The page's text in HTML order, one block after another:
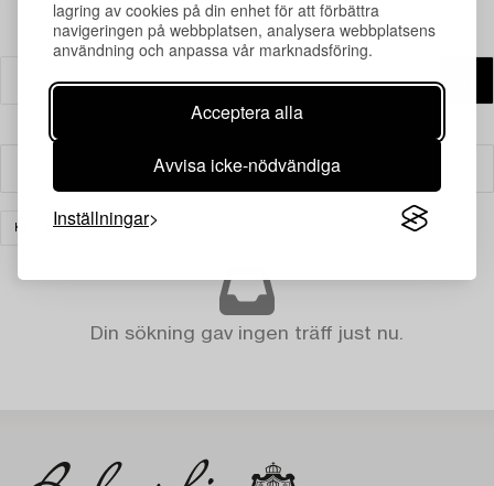
lagring av cookies på din enhet för att förbättra
navigeringen på webbplatsen, analysera webbplatsens
användning och anpassa vår marknadsföring.
Acceptera alla
Avvisa icke-nödvändiga
Inställningar
Filter
KERAMIK RENSA ALLA
Din sökning gav ingen träff just nu.